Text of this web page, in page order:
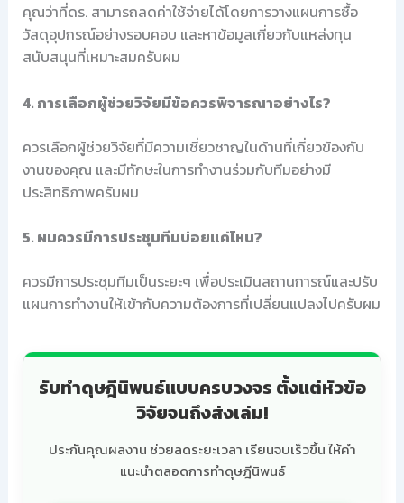
คุณว่าที่ดร. สามารถลดค่าใช้จ่ายได้โดยการวางแผนการซื้อ
วัสดุอุปกรณ์อย่างรอบคอบ และหาข้อมูลเกี่ยวกับแหล่งทุน
สนับสนุนที่เหมาะสมครับผม
4. การเลือกผู้ช่วยวิจัยมีข้อควรพิจารณาอย่างไร?
ควรเลือกผู้ช่วยวิจัยที่มีความเชี่ยวชาญในด้านที่เกี่ยวข้องกับ
งานของคุณ และมีทักษะในการทำงานร่วมกับทีมอย่างมี
ประสิทธิภาพครับผม
5. ผมควรมีการประชุมทีมบ่อยแค่ไหน?
ควรมีการประชุมทีมเป็นระยะๆ เพื่อประเมินสถานการณ์และปรับ
แผนการทำงานให้เข้ากับความต้องการที่เปลี่ยนแปลงไปครับผม
รับทำดุษฎีนิพนธ์แบบครบวงจร ตั้งแต่หัวข้อ
วิจัยจนถึงส่งเล่ม!
ประกันคุณผลงาน ช่วยลดระยะเวลา เรียนจบเร็วขึ้น ให้คำ
แนะนำตลอดการทำดุษฎีนิพนธ์